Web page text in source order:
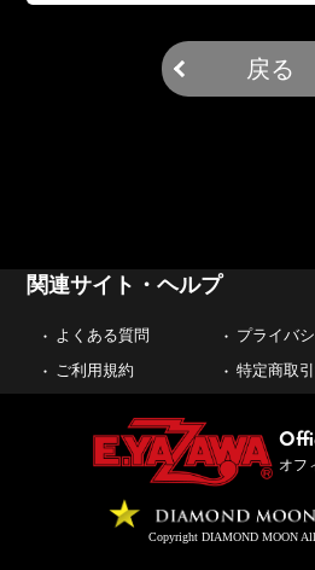
戻る
関連サイト・ヘルプ
よくある質問
プライバ
ご利用規約
特定商取
オフ
Copyright DIAMOND MOON All